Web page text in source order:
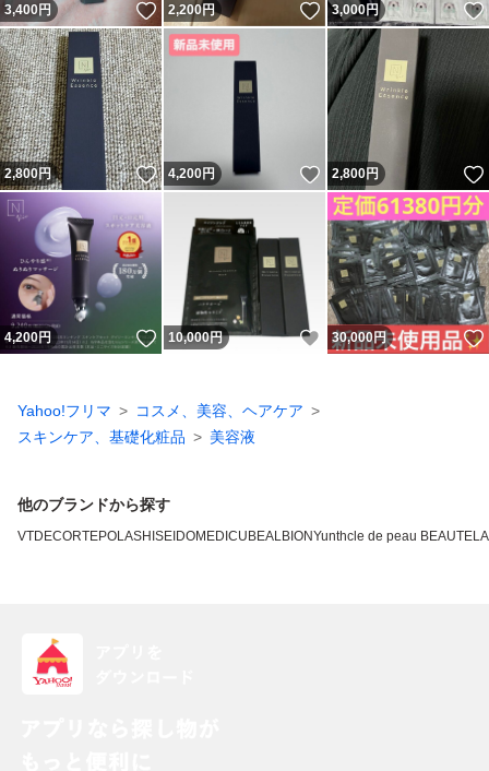
3,400円 いいね！
2,200円 いいね！
3,000円
2,800円 いいね！
4,200円 いいね！
2,800円
4,200円 いいね！
10,000円 いいね！
30,000円
Yahoo!フリマ
コスメ、美容、ヘアケア
スキンケア、基礎化粧品
美容液
他のブランドから探す
VTDECORTEPOLASHISEIDOMEDICUBEALBIONYunthcle de peau BEAUTE